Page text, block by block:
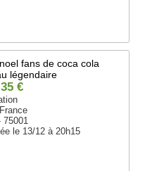
fans de coca cola
légendaire
35 €
France
75001
le 13/12 à 20h15